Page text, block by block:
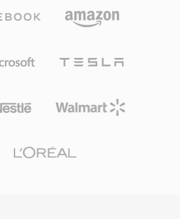
الحديثة التي يحملها، توزيع فيديو عالي
ملفات عملية عبر الشبكات محدودة
تكيفي متقدم للعينات وأدوات معالجة